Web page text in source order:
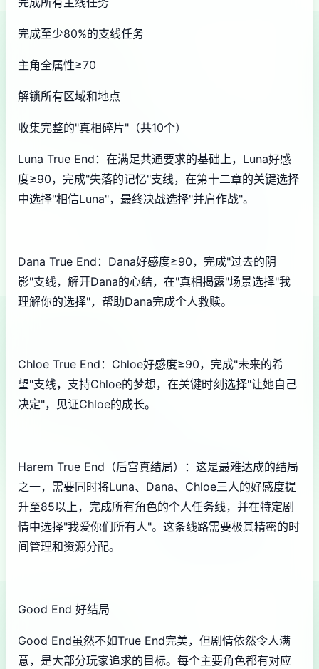
完成至少80%的支线任务
主角全属性≥70
解锁所有区域和地点
收集完整的"真相碎片"（共10个）
Luna True End：在满足共通要求的基础上，Luna好感
度≥90，完成"失落的记忆"支线，在第十二章的关键选择
中选择"相信Luna"，最终决战选择"并肩作战"。
Dana True End：Dana好感度≥90，完成"过去的阴
影"支线，解开Dana的心结，在"真相揭露"场景选择"我
理解你的选择"，帮助Dana完成个人救赎。
Chloe True End：Chloe好感度≥90，完成"未来的希
望"支线，支持Chloe的梦想，在关键时刻选择"让她自己
决定"，见证Chloe的成长。
Harem True End（后宫真结局）：这是最难达成的结局
之一，需要同时将Luna、Dana、Chloe三人的好感度提
升至85以上，完成所有角色的个人任务线，并在特定剧
情中选择"我爱你们所有人"。这条线路需要极其精密的时
间管理和资源分配。
Good End 好结局
Good End虽然不如True End完美，但剧情依然令人满
意，是大部分玩家追求的目标。每个主要角色都有对应